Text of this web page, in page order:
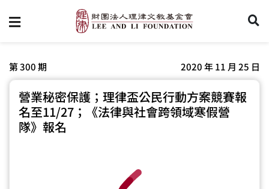
第 300 期 2020 年 11 月 25 日
營業秘密保護；理律盃公民行動方案競賽報
名至11/27；《法律與社會跨領域寒假營
隊》報名